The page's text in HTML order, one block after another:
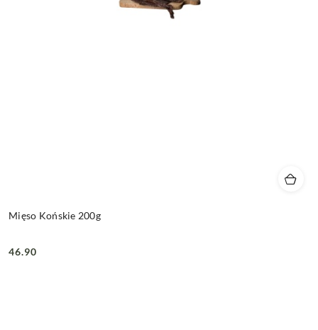
Mięso Końskie 200g
Cena:
46.90